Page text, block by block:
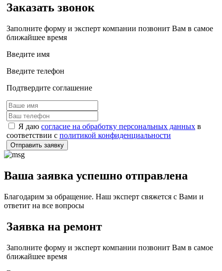
Заказать звонок
Заполните форму и эксперт компании позвонит Вам в самое
ближайшее время
Введите имя
Введите телефон
Подтвердите соглашение
Я даю согласие на обработку персональных данных в
соответствии с политикой конфиденциальности
Отправить заявку
Ваша заявка успешно отправлена
Благодарим за обращение. Наш эксперт свяжется с Вами и
ответит на все вопросы
Заявка на ремонт
Заполните форму и эксперт компании позвонит Вам в самое
ближайшее время